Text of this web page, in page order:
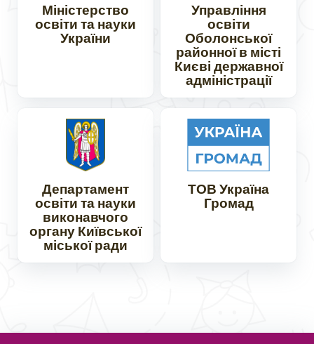
Міністерство
освіти та науки
України
Управління
освіти
Оболонської
районної в місті
Києві державної
адміністрації
Департамент
освіти та науки
виконавчого
органу Київської
міської ради
ТОВ Україна
Громад